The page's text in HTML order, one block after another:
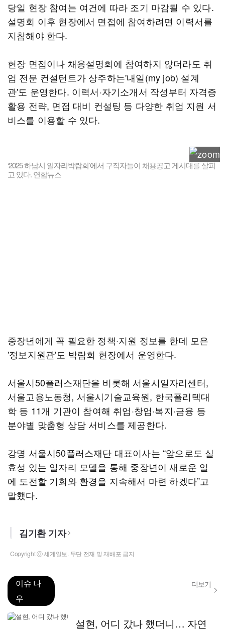
당일 현장 참여는 여건에 따라 조기 마감될 수 있다.
설명회 이후 현장에서 면접에 참여하려면 이력서를
지참해야 한다.
현장 면접이나 채용설명회에 참여하지 않더라도 취
업 전문 컨설턴트가 상주하는'내일(my job) 설계
관'도 운영한다. 이력서·자기소개서 작성부터 자격증
활용 전략, 면접 대비 컨설팅 등 다양한 취업 지원 서
비스를 이용할 수 있다.
‘2025 하남시 일자리박람회’에서 구직자들이 채용공고 게시대를 살피
고 있다. 연합뉴스
중장년에게 꼭 필요한 정책·지원 정보를 한데 모은
'정보지원관'도 박람회 현장에서 운영한다.
서울시50플러스재단을 비롯해 서울시일자리센터,
서울고용노동청, 서울시기술교육원, 한국폴리텍대
학 등 11개 기관이 참여해 취업·창업·복지·금융 등
분야별 맞춤형 상담 서비스를 제공한다.
강명 서울시50플러스재단 대표이사는 “앞으로도 실
효성 있는 일자리 모델을 통해 중장년이 새로운 일
에 도전할 기회와 환경을 지속해서 마련 하겠다”고
말했다.
김기환 기자
Copyright ⓒ 세계일보. 무단 전재 및 재배포 금지
이슈 나
우
더보기
설현, 어디 갔나 했더니… 자연